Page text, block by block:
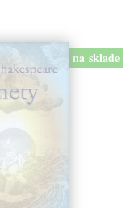
na sklade